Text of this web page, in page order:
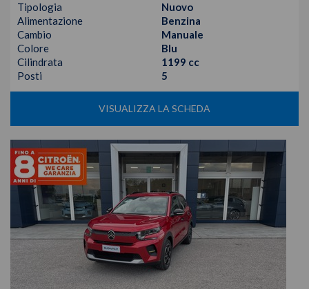
Tipologia
Nuovo
Alimentazione
Benzina
Cambio
Manuale
Colore
Blu
Cilindrata
1199 cc
Posti
5
VISUALIZZA LA SCHEDA